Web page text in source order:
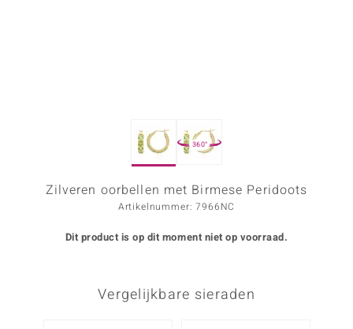
360°
Zilveren oorbellen met Birmese Peridoots
Artikelnummer: 7966NC
Dit product is op dit moment niet op voorraad.
Vergelijkbare sieraden